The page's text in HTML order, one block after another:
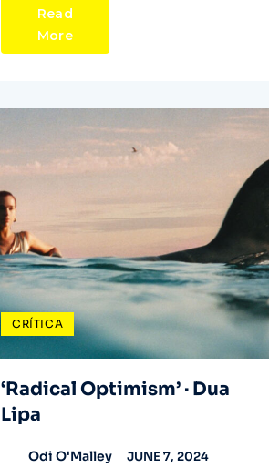
Read
More
CRÍTICA
‘Radical Optimism’ · Dua
Lipa
Odi O'Malley JUNE 7, 2024